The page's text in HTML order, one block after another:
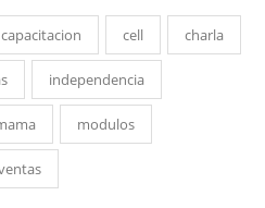
capacitacion cell charla
independencia
modulos